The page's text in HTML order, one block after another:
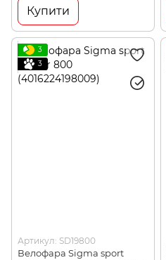
Купити
3
3
Артикул: SD19800
Велофара Sigma sport